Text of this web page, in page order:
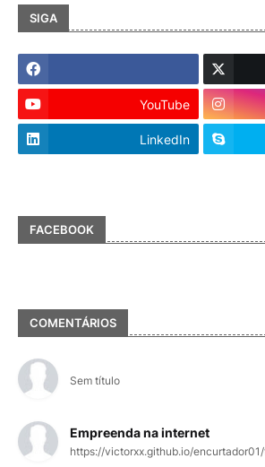
SIGA
YouTube
LinkedIn
FACEBOOK
COMENTÁRIOS
Sem título
Empreenda na internet
https://victorxx.github.io/